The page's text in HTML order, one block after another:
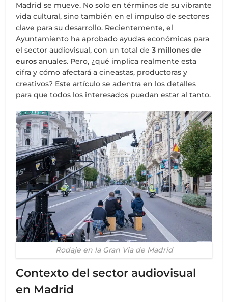
Madrid se mueve. No solo en términos de su vibrante
vida cultural, sino también en el impulso de sectores
clave para su desarrollo. Recientemente, el
Ayuntamiento ha aprobado ayudas económicas para
el sector audiovisual, con un total de3 millones de
euros anuales. Pero, ¿qué implica realmente esta
cifra y cómo afectará a cineastas, productoras y
creativos? Este artículo se adentra en los detalles
para que todos los interesados puedan estar al tanto.
Rodaje en la Gran Via de Madrid
Contexto del sector audiovisual
en Madrid